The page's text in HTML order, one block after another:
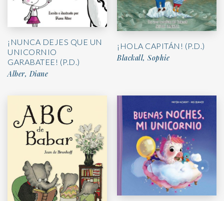
¡NUNCA DEJES QUE UN
UNICORNIO
GARABATEE! (P.D.)
Alber, Diane
¡HOLA CAPITÁN! (P.D.)
Blackall, Sophie